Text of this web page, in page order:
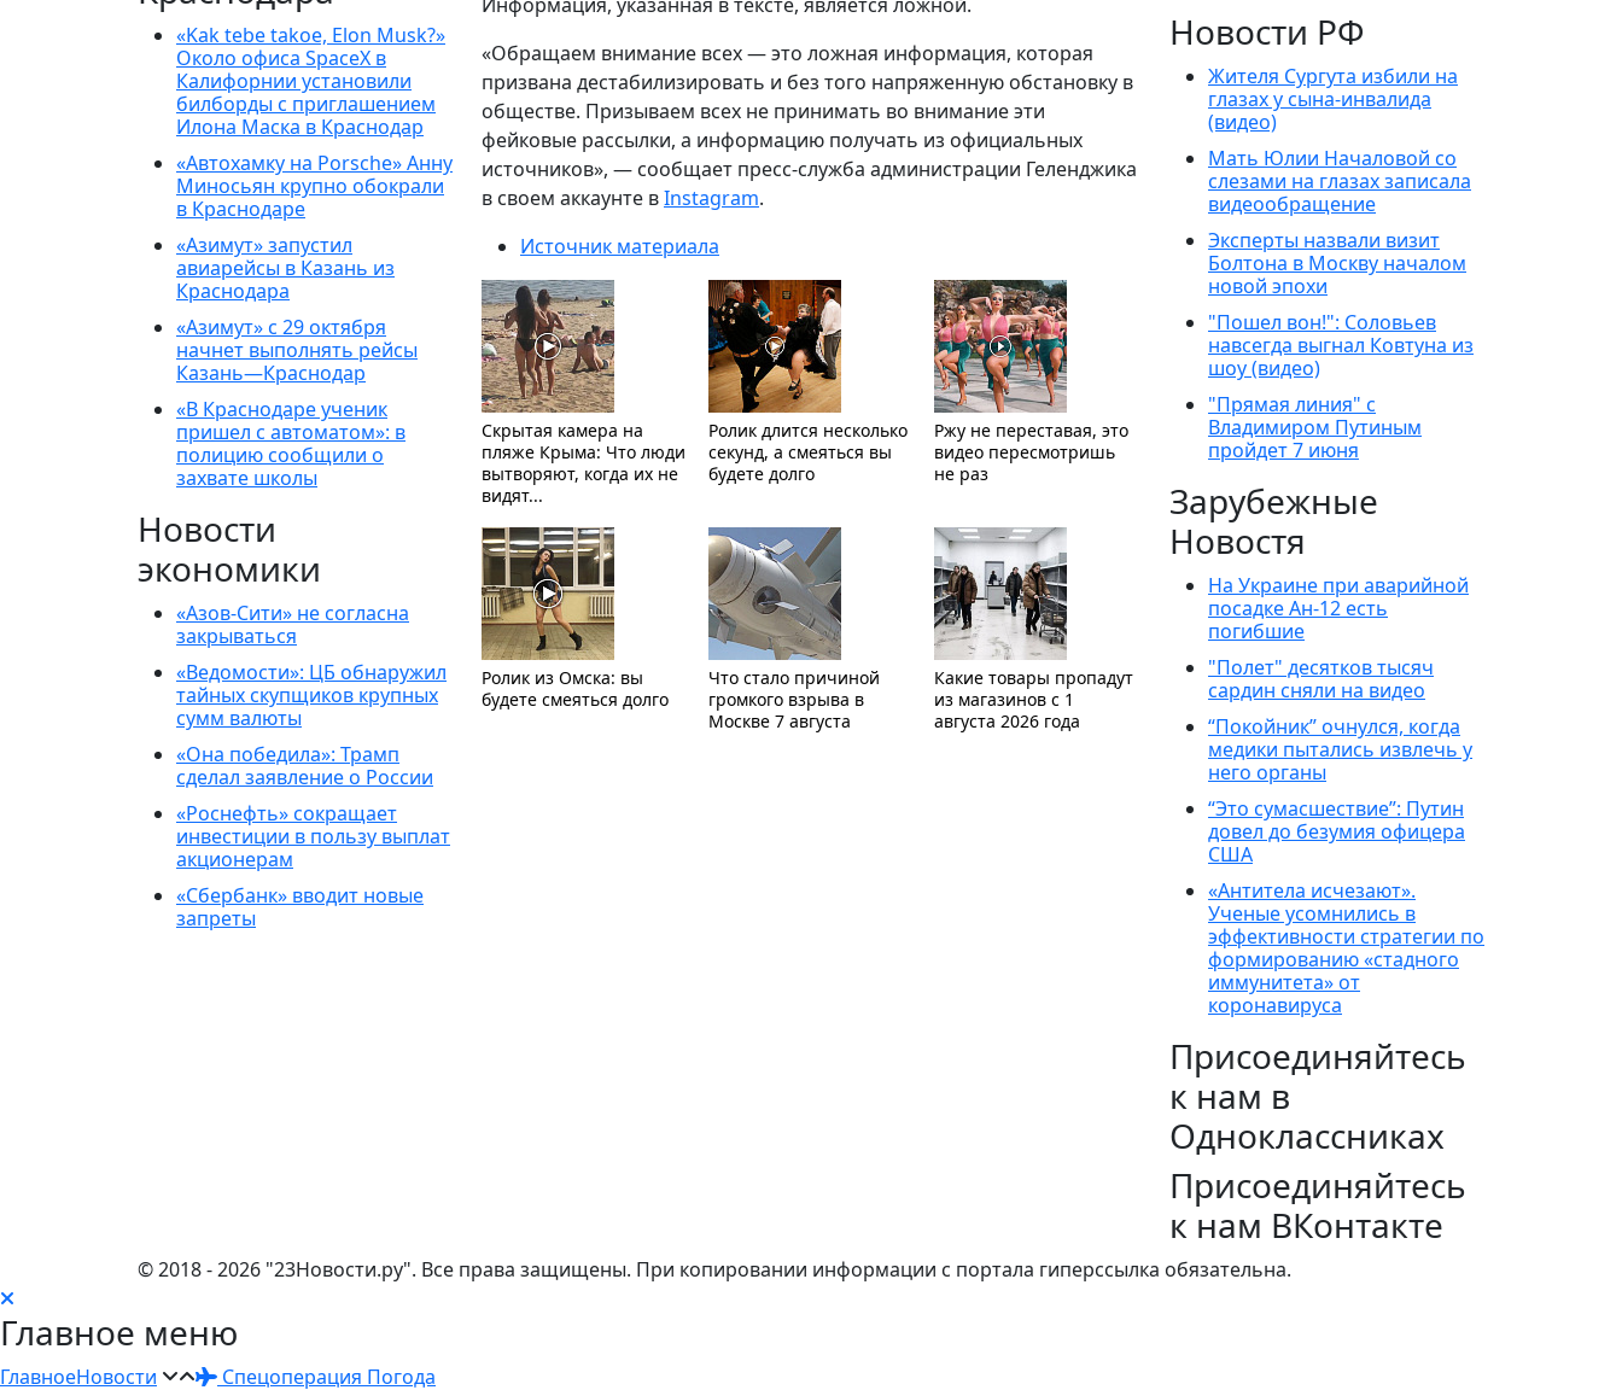
«Kak tebe takoe, Elon Musk?»
Около офиса SpaceX в
Калифорнии установили
билборды с приглашением
Илона Маска в Краснодар
«Автохамку на Porsche» Анну
Миносьян крупно обокрали
в Краснодаре
«Азимут» запустил
авиарейсы в Казань из
Краснодара
«Азимут» с 29 октября
начнет выполнять рейсы
Казань—Краснодар
«В Краснодаре ученик
пришел с автоматом»: в
полицию сообщили о
захвате школы
Новости
экономики
«Азов-Сити» не согласна
закрываться
«Ведомости»: ЦБ обнаружил
тайных скупщиков крупных
сумм валюты
«Она победила»: Трамп
сделал заявление о России
«Роснефть» сокращает
инвестиции в пользу выплат
акционерам
«Сбербанк» вводит новые
запреты
«Обращаем внимание всех — это ложная информация, которая
призвана дестабилизировать и без того напряженную обстановку в
обществе. Призываем всех не принимать во внимание эти
фейковые рассылки, а информацию получать из официальных
источников», — сообщает пресс-служба администрации Геленджика
в своем аккаунте вInstagram.
Источник материала
Скрытая камера на
пляже Крыма: Что люди
вытворяют, когда их не
видят...
Ролик длится несколько
секунд, а смеяться вы
будете долго
Ржу не переставая, это
видео пересмотришь
не раз
Ролик из Омска: вы
будете смеяться долго
Что стало причиной
громкого взрыва в
Москве 7 августа
Какие товары пропадут
из магазинов с 1
августа 2026 года
Новости РФ
Жителя Сургута избили на
глазах у сына-инвалида
(видео)
Мать Юлии Началовой со
слезами на глазах записала
видеообращение
Эксперты назвали визит
Болтона в Москву началом
новой эпохи
"Пошел вон!": Соловьев
навсегда выгнал Ковтуна из
шоу (видео)
"Прямая линия" с
Владимиром Путиным
пройдет 7 июня
Зарубежные
Новостя
На Украине при аварийной
посадке Ан-12 есть
погибшие
"Полет" десятков тысяч
сардин сняли на видео
“Покойник” очнулся, когда
медики пытались извлечь у
него органы
“Это сумасшествие”: Путин
довел до безумия офицера
США
«Антитела исчезают».
Ученые усомнились в
эффективности стратегии по
формированию «стадного
иммунитета» от
коронавируса
Присоединяйтесь
к нам в
Одноклассниках
Присоединяйтесь
к нам ВКонтакте
© 2018 - 2026 "23Новости.ру". Все права защищены. При копировании информации с портала гиперссылка обязательна.
Главное меню
ГлавноеНовости Спецоперация Погода